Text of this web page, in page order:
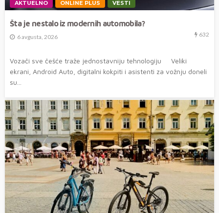
AKTUELNO ONLINE PLUS VESTI
Šta je nestalo iz modernih automobila?
6 avgusta, 2026 632
Vozači sve češće traže jednostavniju tehnologiju Veliki
ekrani, Android Auto, digitalni kokpiti i asistenti za vožnju doneli
su...